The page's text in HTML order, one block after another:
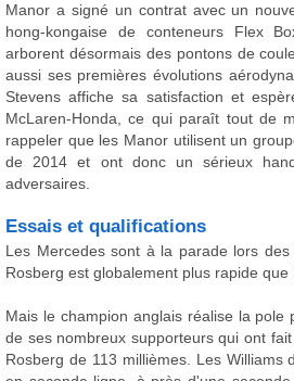
Manor a signé un contrat avec un
hong-kongaise de conteneurs Flex
arborent désormais des pontons de
aussi ses premières évolutions
Stevens affiche sa satisfaction et
McLaren-Honda, ce qui paraît tout de
rappeler que les Manor utilisent un
de 2014 et ont donc un sérieux
adversaires.
Essais et qualifications
Les Mercedes sont à la parade lors
Rosberg est globalement plus rapide que
Mais le champion anglais réalise la pole
de ses nombreux supporteurs qui ont
Rosberg de 113 millièmes. Les Williams